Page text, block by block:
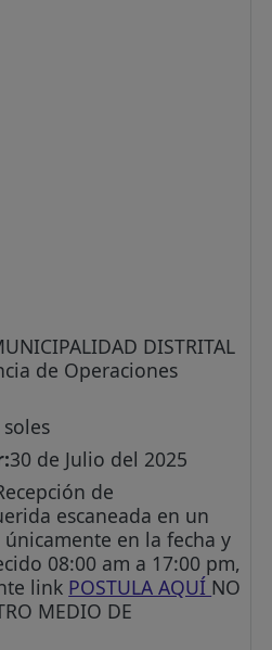
DISTRITAL
de Operaciones
30 de Julio del 2025
de
escaneada en un
en la fecha y
08:00 am a 17:00 pm,
link POSTULA AQUÍ NO
MEDIO DE